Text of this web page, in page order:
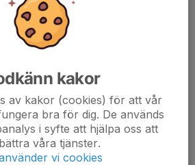
kl. 17-20
19
18
kakor
av kakor (cookies) för att vår
bra för dig. De används
i syfte att hjälpa oss att
våra tjänster.
vi cookies